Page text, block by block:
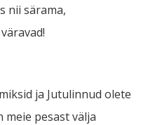
nii särama,
ja Jutulinnud olete
meie pesast välja